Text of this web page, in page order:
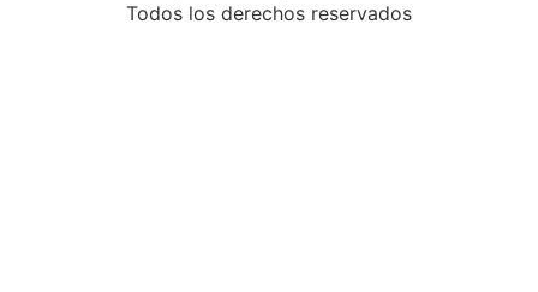
Todos los derechos reservados